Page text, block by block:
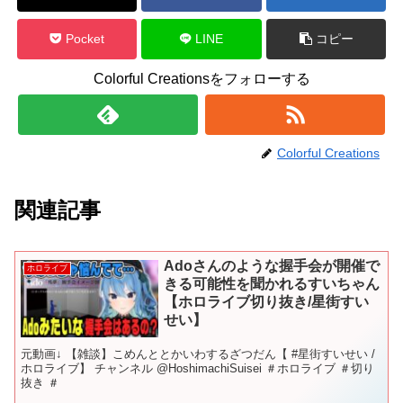
Pocket LINE コピー
Colorful Creationsをフォローする
Colorful Creations
関連記事
ホロライブ
Adoさんのような握手会が開催で
きる可能性を聞かれるすいちゃん
【ホロライブ切り抜き/星街すい
せい】
元動画↓ 【雑談】こめんととかいわするざつだん【 #星街すいせい /
ホロライブ】 チャンネル @HoshimachiSuisei ＃ホロライブ ＃切り
抜き ＃